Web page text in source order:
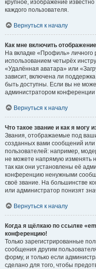
крупное, изображение
каждого пользователя.
Вернуться к началу
Как мне включить
На вкладке «Профиль» личного
использованием четырёх
«Удалённая аватара» или
зависит, включена ли
быть доступны. Если вы не
администратором
Вернуться к началу
Что такое звание и как я могу
Звания, отображаемые под
созданных вами сообщений
пользователей: например,
не можете напрямую изменять
так как они установлены её
конференцию ненужными
своё звание. На большинстве
или администратор понизят
Вернуться к началу
Когда я щёлкаю по ссылке
конференцию!
Только зарегистрированные
сообщения другим
форму, и только если
сделано для того, чтобы